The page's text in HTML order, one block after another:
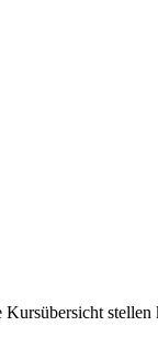
stellen